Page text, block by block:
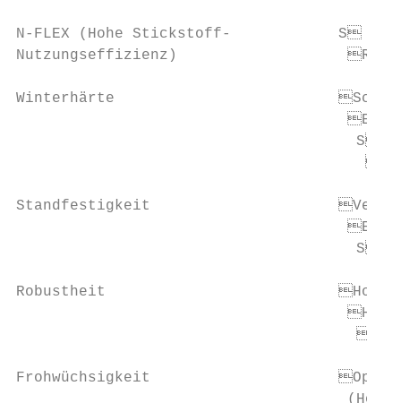
N-FLEX (Hohe Stickstoff-            S
Nutzungseffizienz)
Winterhärte
S
Standfestigkeit
S
Robustheit                          Hohe
Frohwüchsigkeit